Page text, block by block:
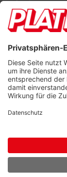
Rufen Sie uns an
Lieferbedingungen
Footer
PLATE
Hilligenwarf 5